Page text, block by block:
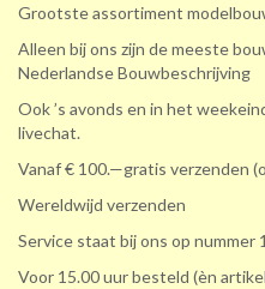
Grootste assortiment
Alleen bij ons zijn de meeste
Nederlandse Bouwbeschrijving
Ook ’s avonds en in het
livechat.
Vanaf € 100.—gratis verzenden
Wereldwijd verzenden
Service staat bij ons op nummer
Voor 15.00 uur besteld (èn